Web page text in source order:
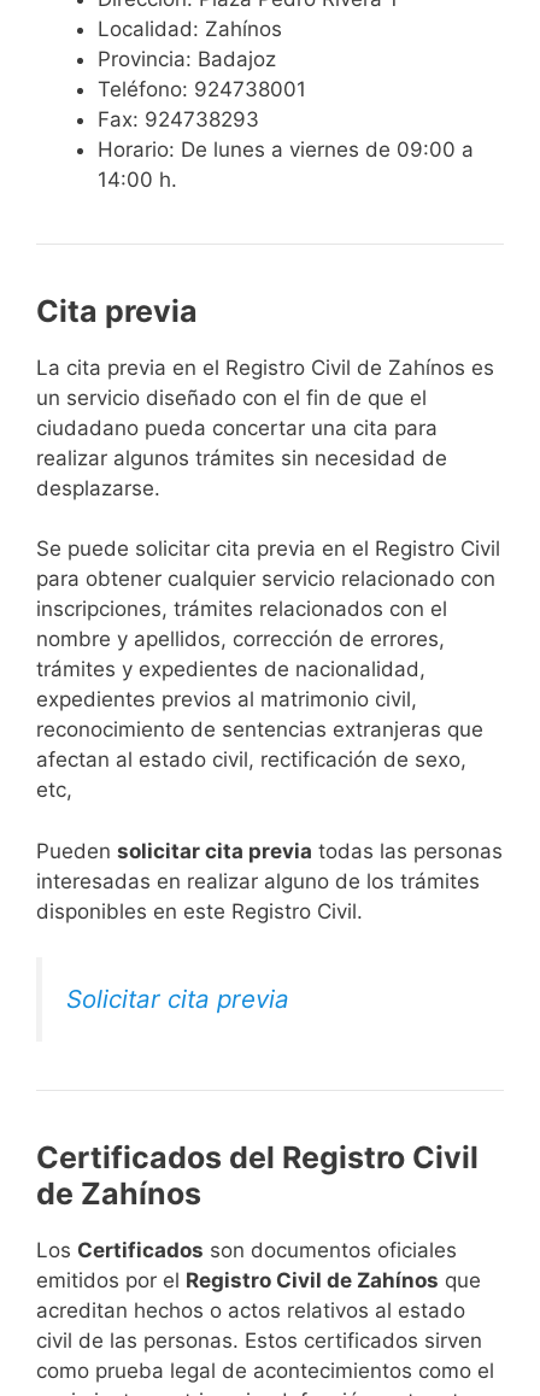
Localidad: Zahínos
Provincia: Badajoz
Teléfono: 924738001
Fax: 924738293
Horario: De lunes a viernes de 09:00 a
14:00 h.
Cita previa
​​​​​​​​​​​​​​​​​​​​​​​​​​​​La cita previa en el Registro Civil de Zahínos es
un servicio diseñado con el fin de que el
ciudadano pueda concertar una cita para
realizar algunos trámites sin necesidad de
desplazarse.​
Se puede solicitar cita previa en el Registro Civil
para obtener cualquier servicio relacionado con
inscripciones, trámites relacionados con el
nombre y apellidos, corrección de errores,
trámites y expedientes de nacionalidad,
expedientes previos al matrimonio civil,
reconocimiento de sentencias extranjeras que
afectan al estado civil, rectificación de sexo,
etc,
​Pueden solicitar cita previa todas las personas
interesadas en realizar alguno de los trámites
disponibles en este Registro Civil.​
Solicitar cita previa
Certificados del Registro Civil
de Zahínos
Los Certificados son documentos oficiales
emitidos por el Registro Civil de Zahínos que
acreditan hechos o actos relativos al estado
civil de las personas. Estos certificados sirven
como prueba legal de acontecimientos como el